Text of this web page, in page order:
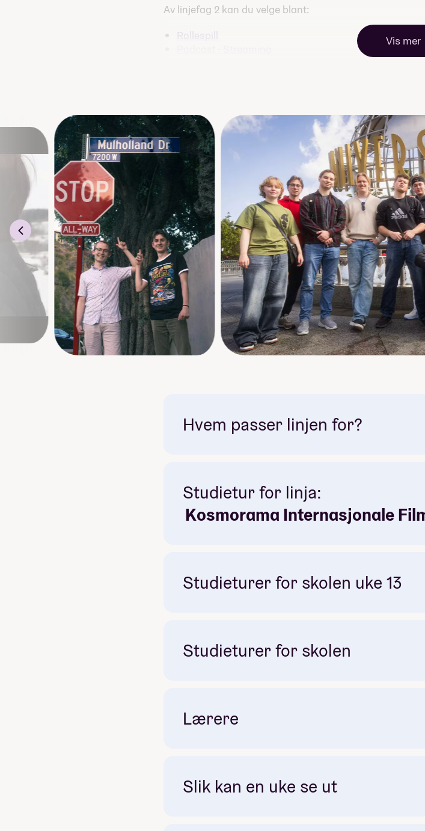
Av linjefag 2 kan du velge blant:
Rollespill
Band
Innovasjon - Gründer
Kampkunst og østlig filosofi
Norwegian language and culture
Vis mer
Hvem passer linjen for?
effektsanimasjon
cinematography
premieren
Studietur for linja:
Kosmorama Internasjonale
Studieturer for skolen uke 13
Studieturer for skolen
Pris: 25 000
Lærere
Slik kan en uke se ut